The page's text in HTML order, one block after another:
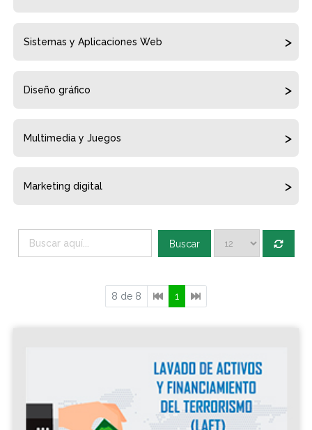
Sistemas y Aplicaciones Web
Diseño gráfico
Multimedia y Juegos
Marketing digital
Buscar
8 de 8 1